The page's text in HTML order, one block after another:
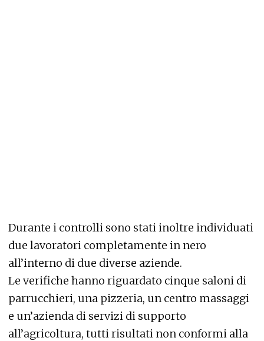
Durante i controlli sono stati inoltre individuati
due lavoratori completamente in nero
all’interno di due diverse aziende.
Le verifiche hanno riguardato cinque saloni di
parrucchieri, una pizzeria, un centro massaggi
e un’azienda di servizi di supporto
all’agricoltura, tutti risultati non conformi alla